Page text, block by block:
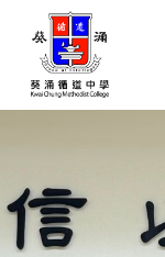
移至主內容